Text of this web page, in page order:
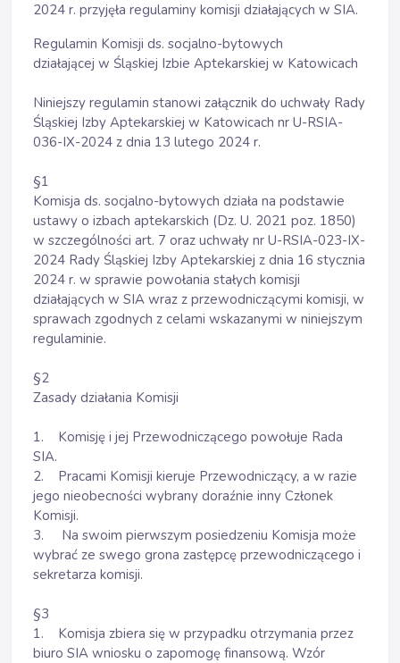
2024 r. przyjęła regulaminy komisji działających w SIA.
Regulamin Komisji ds. socjalno-bytowych
działającej w Śląskiej Izbie Aptekarskiej w Katowicach
Niniejszy regulamin stanowi załącznik do uchwały Rady
Śląskiej Izby Aptekarskiej w Katowicach nr U-RSIA-
036-IX-2024 z dnia 13 lutego 2024 r.
§1
Komisja ds. socjalno-bytowych działa na podstawie
ustawy o izbach aptekarskich (Dz. U. 2021 poz. 1850)
w szczególności art. 7 oraz uchwały nr U-RSIA-023-IX-
2024 Rady Śląskiej Izby Aptekarskiej z dnia 16 stycznia
2024 r. w sprawie powołania stałych komisji
działających w SIA wraz z przewodniczącymi komisji, w
sprawach zgodnych z celami wskazanymi w niniejszym
regulaminie.
§2
Zasady działania Komisji
1. Komisję i jej Przewodniczącego powołuje Rada
SIA.
2. Pracami Komisji kieruje Przewodniczący, a w razie
jego nieobecności wybrany doraźnie inny Członek
Komisji.
3. Na swoim pierwszym posiedzeniu Komisja może
wybrać ze swego grona zastępcę przewodniczącego i
sekretarza komisji.
§3
1. Komisja zbiera się w przypadku otrzymania przez
biuro SIA wniosku o zapomogę finansową. Wzór